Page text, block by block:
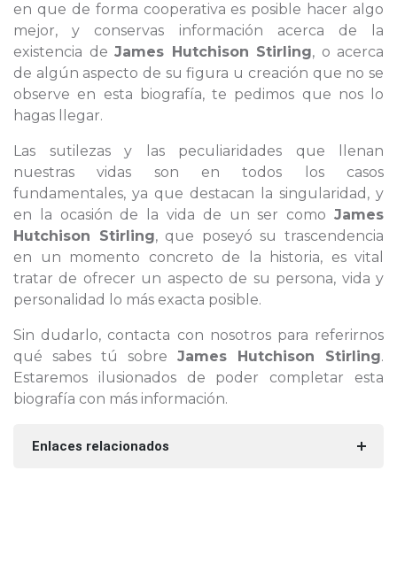
en que de forma cooperativa es posible hacer algo
mejor, y conservas información acerca de la
existencia de James Hutchison Stirling, o acerca
de algún aspecto de su figura u creación que no se
observe en esta biografía, te pedimos que nos lo
hagas llegar.
Las sutilezas y las peculiaridades que llenan
nuestras vidas son en todos los casos
fundamentales, ya que destacan la singularidad, y
en la ocasión de la vida de un ser como James
Hutchison Stirling, que poseyó su trascendencia
en un momento concreto de la historia, es vital
tratar de ofrecer un aspecto de su persona, vida y
personalidad lo más exacta posible.
Sin dudarlo, contacta con nosotros para referirnos
qué sabes tú sobre James Hutchison Stirling.
Estaremos ilusionados de poder completar esta
biografía con más información.
Enlaces relacionados